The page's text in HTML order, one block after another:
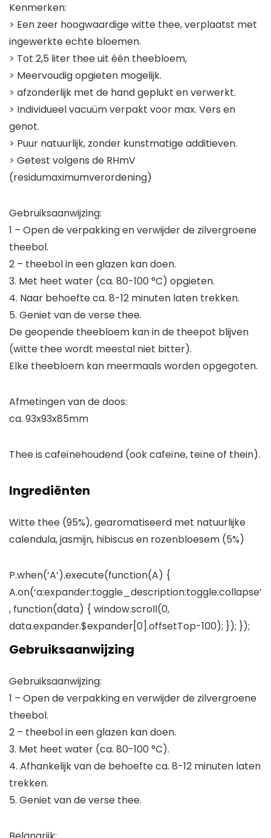
Kenmerken:
> Een zeer hoogwaardige witte thee, verplaatst met
ingewerkte echte bloemen.
> Tot 2,5 liter thee uit één theebloem,
> Meervoudig opgieten mogelijk.
> afzonderlijk met de hand geplukt en verwerkt.
> Individueel vacuüm verpakt voor max. Vers en
genot.
> Puur natuurlijk, zonder kunstmatige additieven.
> Getest volgens de RHmV
(residumaximumverordening)
Gebruiksaanwijzing:
1 – Open de verpakking en verwijder de zilvergroene
theebol.
2 – theebol in een glazen kan doen.
3. Met heet water (ca. 80-100 °C) opgieten.
4. Naar behoefte ca. 8-12 minuten laten trekken.
5. Geniet van de verse thee.
De geopende theebloem kan in de theepot blijven
(witte thee wordt meestal niet bitter).
Elke theebloem kan meermaals worden opgegoten.
Afmetingen van de doos:
ca. 93x93x85mm
Thee is cafeïnehoudend (ook cafeïne, teïne of thein).
Ingrediënten
Witte thee (95%), gearomatiseerd met natuurlijke
calendula, jasmijn, hibiscus en rozenbloesem (5%)
P.when(‘A’).execute(function(A) {
A.on(‘a:expander:toggle_description:toggle:collapse’
, function(data) { window.scroll(0,
data.expander.$expander[0].offsetTop-100); }); });
Gebruiksaanwijzing
Gebruiksaanwijzing:
1 – Open de verpakking en verwijder de zilvergroene
theebol.
2 – theebol in een glazen kan doen.
3. Met heet water (ca. 80-100 °C).
4. Afhankelijk van de behoefte ca. 8-12 minuten laten
trekken.
5. Geniet van de verse thee.